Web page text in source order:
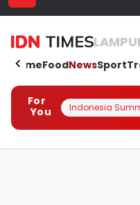
HomeFoodNewsSport
For
You
Indonesia